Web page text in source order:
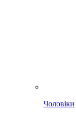
Чоловіки